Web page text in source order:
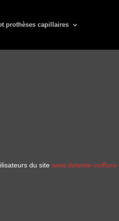
prothèses capillaires
du sitewww.detente-coiffure-